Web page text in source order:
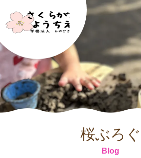
Blog
桜ぶろぐ